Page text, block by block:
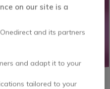
on our site is a
and its partners
and adapt it to your
tailored to your